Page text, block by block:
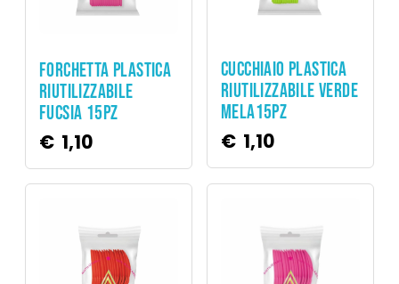
FORCHETTA PLASTICA
RIUTILIZZABILE
FUCSIA 15PZ
€ 1,10
CUCCHIAIO PLASTICA
RIUTILIZZABILE VERDE
MELA15PZ
€ 1,10